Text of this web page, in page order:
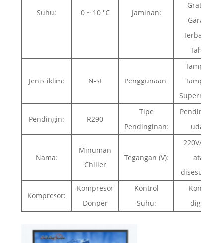
Suhu: 0 ~ 10 ℃ Jaminan:
Gratis &
Garansi
Terbatas 1
Tahun
Jenis iklim: N-st Penggunaan:
Tampilan
Tampilan
Supermarket
Pendingin: R290
Tipe
Pendinginan:
Pendinginan
udara
Nama:
Minuman
Chiller
Tegangan (V):
220V/50Hz
atau
disesuaikan
Kompresor:
Kompresor
Donper
Kontrol
Suhu:
Kontrol
digital